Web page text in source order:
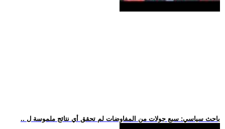
.. باحث سياسي: سبع جولات من المفاوضات لم تحقق أي نتائج ملموسة ل